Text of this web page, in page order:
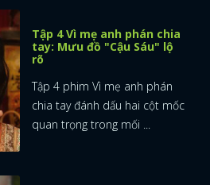
Tập 4 Vì mẹ anh phán chia
tay: Mưu đồ "Cậu Sáu" lộ
rõ
Tập 4 phim Vì mẹ anh phán
chia tay đánh dấu hai cột mốc
quan trọng trong mối ...